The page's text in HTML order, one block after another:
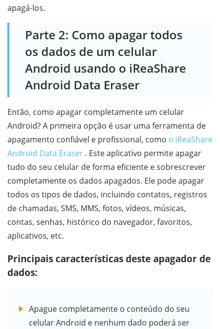
apagá-los.
Parte 2: Como apagar todos
os dados de um celular
Android usando o iReaShare
Android Data Eraser
Então, como apagar completamente um celular
Android? A primeira opção é usar uma ferramenta de
apagamento confiável e profissional, como o iReaShare
Android Data Eraser . Este aplicativo permite apagar
tudo do seu celular de forma eficiente e sobrescrever
completamente os dados apagados. Ele pode apagar
todos os tipos de dados, incluindo contatos, registros
de chamadas, SMS, MMS, fotos, vídeos, músicas,
contas, senhas, histórico do navegador, favoritos,
aplicativos, etc.
Principais características deste apagador de
dados:
Apague completamente o conteúdo do seu
celular Android e nenhum dado poderá ser